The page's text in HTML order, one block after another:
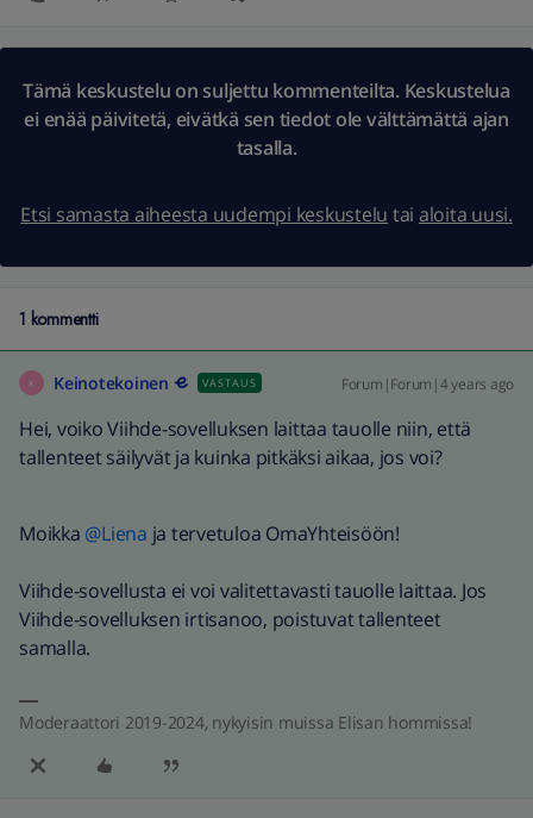
Tämä keskustelu on suljettu kommenteilta. Keskustelua
ei enää päivitetä, eivätkä sen tiedot ole välttämättä ajan
tasalla.
Etsi samasta aiheesta uudempi keskustelu tai aloita uusi.
1 kommentti
K Keinotekoinen VASTAUS Forum|Forum|4 years ago
Hei, voiko Viihde-sovelluksen laittaa tauolle niin, että
tallenteet säilyvät ja kuinka pitkäksi aikaa, jos voi?
Moikka @Liena ja tervetuloa OmaYhteisöön!
Viihde-sovellusta ei voi valitettavasti tauolle laittaa. Jos
Viihde-sovelluksen irtisanoo, poistuvat tallenteet
samalla.
Moderaattori 2019-2024, nykyisin muissa Elisan hommissa!